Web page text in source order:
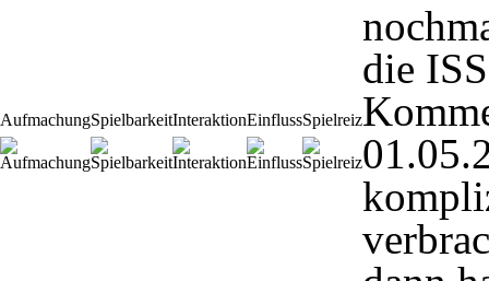
die
AufmachungSpielbarkeitInteraktionEinflussSpielreiz